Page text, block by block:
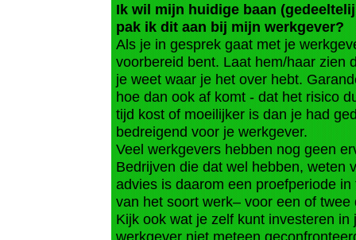
Ik wil mijn huidige baan
pak ik dit aan bij mijn werkgever?
Als je in gesprek gaat met je
voorbereid bent. Laat hem/haar zien
je weet waar je het over hebt.
hoe dan ook af komt - dat het risico
tijd kost of moeilijker is dan je had
bedreigend voor je werkgever.
Veel werkgevers hebben nog geen
Bedrijven die dat wel hebben, weten
advies is daarom een proefperiode
van het soort werk– voor een of twee
Kijk ook wat je zelf kunt investeren
werkgever niet meteen